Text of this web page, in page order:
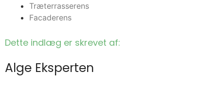
Træterrasserens
Facaderens
Dette indlæg er skrevet af:
Alge Eksperten